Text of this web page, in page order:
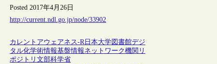
Posted 2017年4月26日
http://current.ndl.go.jp/node/33902
カレントアウェアネス-R日本大学図書館デジ
タル化学術情報基盤情報ネットワーク機関リ
ポジトリ文部科学省